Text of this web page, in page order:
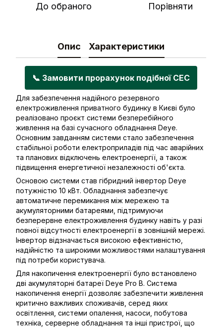
До обраного Порівняти
Опис Характеристики
📞 Замовити прорахунок подібної СЕС
Для забезпечення надійного резервного
електроживлення приватного будинку в Києві було
реалізовано проєкт системи безперебійного
живлення на базі сучасного обладнання Deye.
Основним завданням системи стало забезпечення
стабільної роботи електроприладів під час аварійних
та планових відключень електроенергії, а також
підвищення енергетичної незалежності об'єкта.
Основою системи став гібридний інвертор Deye
потужністю 10 кВт. Обладнання забезпечує
автоматичне перемикання між мережею та
акумуляторними батареями, підтримуючи
безперервне електроживлення будинку навіть у разі
повної відсутності електроенергії в зовнішній мережі.
Інвертор відзначається високою ефективністю,
надійністю та широкими можливостями налаштування
під потреби користувача.
Для накопичення електроенергії було встановлено
дві акумуляторні батареї Deye Pro B. Система
накопичення енергії дозволяє забезпечити живлення
критично важливих споживачів, серед яких
освітлення, системи опалення, насоси, побутова
техніка, серверне обладнання та інші пристрої, що